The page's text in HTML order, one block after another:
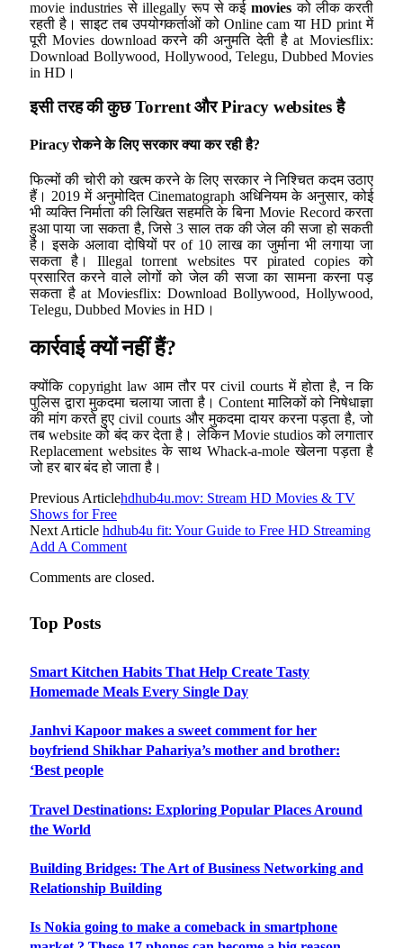
movie industries से illegally रूप से कई movies को लीक करती
रहती है। साइट तब उपयोगकर्ताओं को Online cam या HD print में
पूरी Movies download करने की अनुमति देती है at Moviesflix:
Download Bollywood, Hollywood, Telegu, Dubbed Movies
in HD।
इसी तरह की कुछTorrentऔरPiracy websitesहै
Piracyरोकने के लिए सरकार क्या कर रही है?
फिल्मों की चोरी को खत्म करने के लिए सरकार ने निश्चित कदम उठाए
हैं। 2019 में अनुमोदित Cinematograph अधिनियम के अनुसार, कोई
भी व्यक्ति निर्माता की लिखित सहमति के बिना Movie Record करता
हुआ पाया जा सकता है, जिसे 3 साल तक की जेल की सजा हो सकती
है। इसके अलावा दोषियों पर of 10 लाख का जुर्माना भी लगाया जा
सकता है। Illegal torrent websites पर pirated copies को
प्रसारित करने वाले लोगों को जेल की सजा का सामना करना पड़
सकता है at Moviesflix: Download Bollywood, Hollywood,
Telegu, Dubbed Movies in HD।
कार्रवाई क्यों नहीं हैं?
क्योंकि copyright law आम तौर पर civil courts में होता है, न कि
पुलिस द्वारा मुकदमा चलाया जाता है। Content मालिकों को निषेधाज्ञा
की मांग करते हुए civil courts और मुकदमा दायर करना पड़ता है, जो
तब website को बंद कर देता है। लेकिन Movie studios को लगातार
Replacement websites के साथ Whack-a-mole खेलना पड़ता है
जो हर बार बंद हो जाता है।
Previous Articlehdhub4u.mov: Stream HD Movies & TV
Shows for Free
Next Article hdhub4u fit: Your Guide to Free HD Streaming
Add A Comment
Comments are closed.
Top Posts
Smart Kitchen Habits That Help Create Tasty
Homemade Meals Every Single Day
Janhvi Kapoor makes a sweet comment for her
boyfriend Shikhar Pahariya’s mother and brother:
‘Best people
Travel Destinations: Exploring Popular Places Around
the World
Building Bridges: The Art of Business Networking and
Relationship Building
Is Nokia going to make a comeback in smartphone